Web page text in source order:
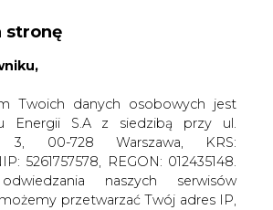
WIELKOŚĆ TEKSTU A A
ZALOGUJ SIĘ
stronę
Twoich danych osobowych jest
Energii S.A z siedzibą przy ul.
3, 00-728 Warszawa, KRS:
5261757578, REGON: 012435148.
naszych serwisów
przetwarzać Twój adres IP,